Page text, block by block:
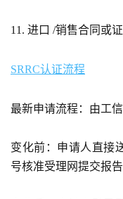
11. 进口 /销售合同或
SRRC认证流程
最新申请流程：由工
变化前：申请人直接
号核准受理网提交报